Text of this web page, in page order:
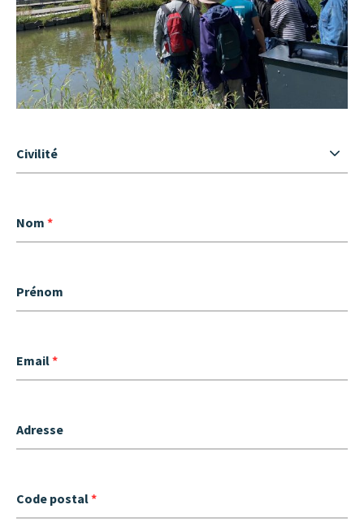
Civilité
Nom *
Prénom
Email*
Adresse
Code postal*